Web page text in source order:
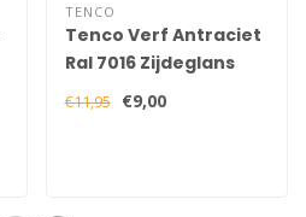
TENCO
Tenco Verf Antraciet
Ral 7016 Zijdeglans
€11,95 €9,00